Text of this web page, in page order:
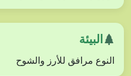
البيئة
النوع مرافق للأرز والشوح